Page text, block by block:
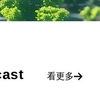
看更多